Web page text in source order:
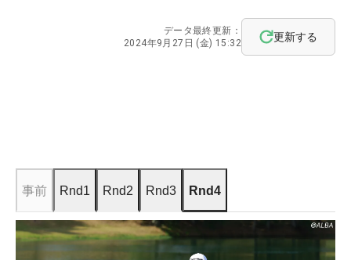
データ最終更新：
2024年9月27日 (金) 15:32
更新する
事前 Rnd1 Rnd2 Rnd3 Rnd4